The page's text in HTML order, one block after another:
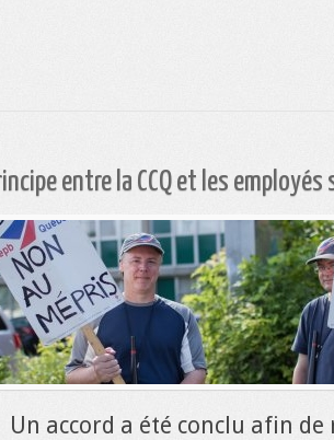
entre la CCQ et les employés
Un accord a été conclu afin